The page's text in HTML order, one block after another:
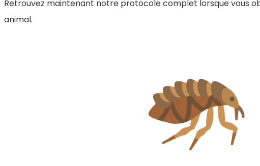
Retrouvez maintenant notre protocole complet lorsque vous
animal.